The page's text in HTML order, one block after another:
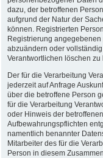
dazu, der betroffenen
aufgrund der Natur der
können. Registrierten
Registrierung
abzuändern oder
Verantwortlichen löschen zu
Der für die Verarbeitung
jederzeit auf Anfrage
über die betroffene Person
für die Verarbeitung
oder Hinweis der
Aufbewahrungspflichten
namentlich benannter
Mitarbeiter des für die
Person in diesem